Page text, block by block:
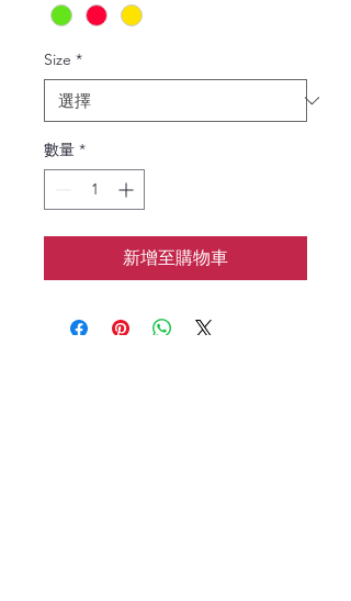
Size *
數量 *
新增至購物車